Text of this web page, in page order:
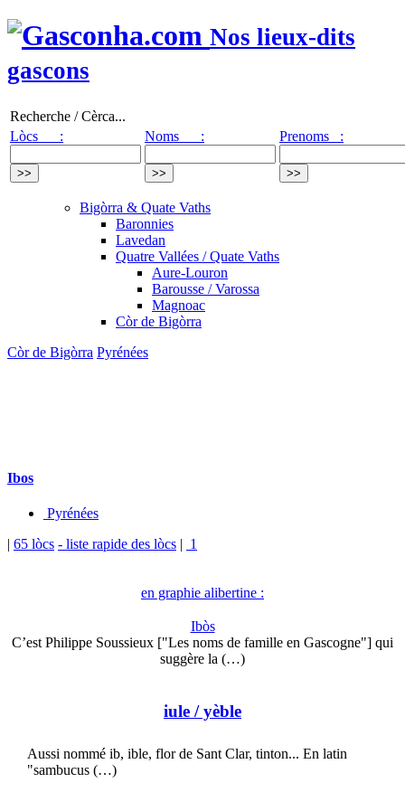
Nos lieux-dits
gascons
Recherche / Cèrca...
Lòcs :
Noms : Prenoms :
Bigòrra & Quate Vaths
Baronnies
Lavedan
Quatre Vallées / Quate Vaths
Aure-Louron
Barousse / Varossa
Magnoac
Còr de Bigòrra
Còr de Bigòrra Pyrénées
Ibos
Pyrénées
| 65 lòcs - liste rapide des lòcs | 1
en graphie alibertine :
Ibòs
C’est Philippe Soussieux ["Les noms de famille en Gascogne"] qui
suggère la (…)
iule / yèble
Aussi nommé ib, ible, flor de Sant Clar, tinton... En latin
"sambucus (…)